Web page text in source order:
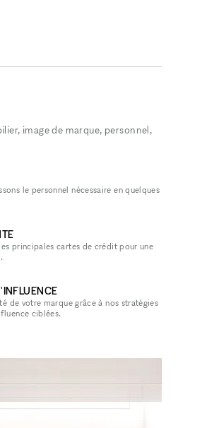
image de marque, personnel,
le personnel nécessaire en quelques
principales cartes de crédit pour une
de votre marque grâce à nos stratégies
ciblées.